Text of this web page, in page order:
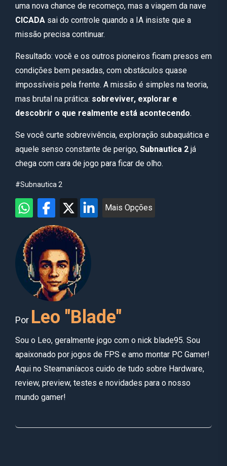
uma nova chance de recomeço, mas a viagem da nave
CICADA sai do controle quando a IA insiste que a
missão precisa continuar.
Resultado: você e os outros pioneiros ficam presos em
condições bem pesadas, com obstáculos quase
impossíveis pela frente. A missão é simples na teoria,
mas brutal na prática: sobreviver, explorar e
descobrir o que realmente está acontecendo.
Se você curte sobrevivência, exploração subaquática e
aquele senso constante de perigo, Subnautica 2 já
chega com cara de jogo para ficar de olho.
#Subnautica 2
Mais Opções
Por Leo "Blade"
Sou o Leo, geralmente jogo com o nick blade95. Sou
apaixonado por jogos de FPS e amo montar PC Gamer!
Aqui no Steamaníacos cuido de tudo sobre Hardware,
review, preview, testes e novidades para o nosso
mundo gamer!